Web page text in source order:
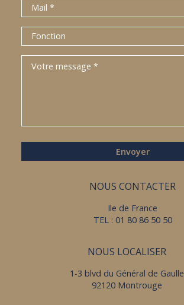
NOUS CONTACTER
Ile de France
TEL : 01 80 86 50 50
NOUS LOCALISER
1-3 blvd du Général de Gaulle
92120 Montrouge